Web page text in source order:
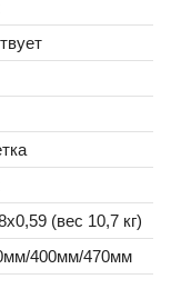
(вес 10,7 кг)
400мм/470мм